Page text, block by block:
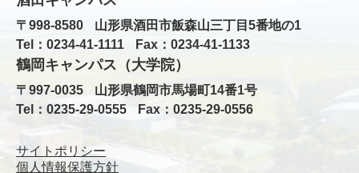
〒998-8580
山形県酒田市飯森山三丁目5番地の1
Tel：0234-41-1111
Fax：0234-41-1133
鶴岡キャンパス（大学院）
〒997-0035
山形県鶴岡市馬場町14番1号
Tel：0235-29-0555
Fax：0235-29-0556
サイトポリシー
個人情報保護方針